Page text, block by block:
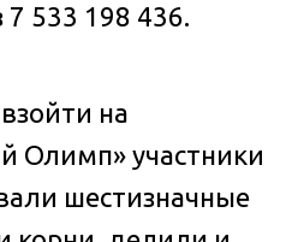
7 533 198 436.
на
Олимп» участники
шестизначные